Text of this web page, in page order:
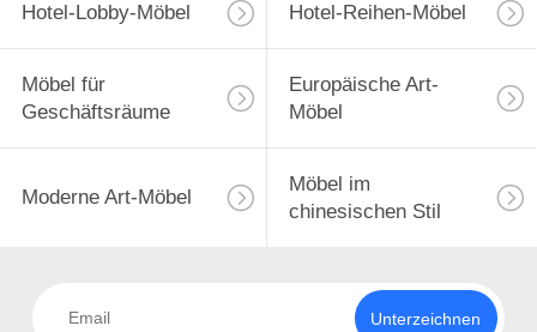
Hotel-Lobby-Möbel Hotel-Reihen-Möbel
Möbel für
Geschäftsräume
Europäische Art-
Möbel
Moderne Art-Möbel
Möbel im
chinesischen Stil
Unterzeichnen